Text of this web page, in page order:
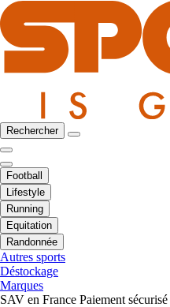
Rechercher
Football
Lifestyle
Running
Equitation
Randonnée
Autres sports
Déstockage
Marques
SAV en France Paiement sécurisé